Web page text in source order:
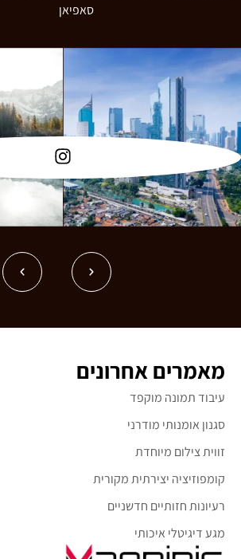
סאפיאן
מאמרים אחרונים
עיבוד תמונה מוקפד
סגנון אומנותי מודרני
זווית צילום מיוחדת
קומפוזיציה יצירתית מקורית
רעיונות חזותיים חדשניים
מגע דיגיטלי איכותי